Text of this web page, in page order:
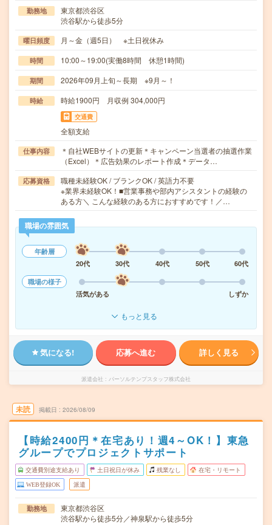
勤務地
東京都渋谷区
渋谷駅から徒歩5分
曜日頻度 月～金（週5日） ※土日祝休み
時間 10:00～19:00(実働8時間 休憩1時間)
期間 2026年09月上旬～長期 ※9月～！
時給 時給1900円 月収例 304,000円
交通費
全額支給
仕事内容
＊自社WEBサイトの更新＊キャンペーン当選者の抽選作業
（Excel）＊広告効果のレポート作成＊データ…
応募資格
職種未経験OK / ブランクOK / 英語力不要
※業界未経験OK！■営業事務や部内アシスタントの経験の
ある方＼ こんな経験のある方におすすめです！／…
職場の雰囲気
年齢層
20代
30代 40代 50代
60代
職場の様子
活気がある
しずか
もっと見る
気になる! 応募へ進む 詳しく見る
派遣会社 パーソルテンプスタッフ株式会社
未読 掲載日 2026/08/09
【時給2400円＊在宅あり！週4～OK！】東急
グループでプロジェクトサポート
交通費別途支給あり 土日祝日が休み 残業なし 在宅・リモート
WEB登録OK 派遣
勤務地
東京都渋谷区
渋谷駅から徒歩5分／神泉駅から徒歩5分